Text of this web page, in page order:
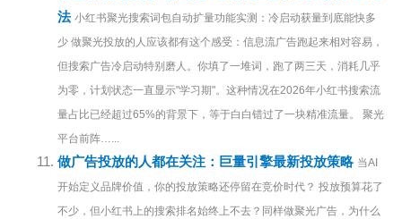
法 小红书聚光搜索词包自动扩量功能实测：冷启动获量到底能快多
少 做聚光投放的人应该都有这个感受：信息流广告跑起来相对容易，
但搜索广告冷启动特别磨人。你填了一堆词，跑了两三天，消耗几乎
为零，计划状态一直显示"学习期"。这种情况在2026年小红书搜索流
量占比已经超过65%的背景下，等于白白错过了一块精准流量。 聚光
平台前阵…...
做广告投放的人都在关注：巨量引擎最新投放策略 当AI
开始定义品牌价值，你的投放策略还停留在竞价时代？ 投放预算花了
不少，但小红书上的搜索排名始终上不去？同样做聚光广告，为什么